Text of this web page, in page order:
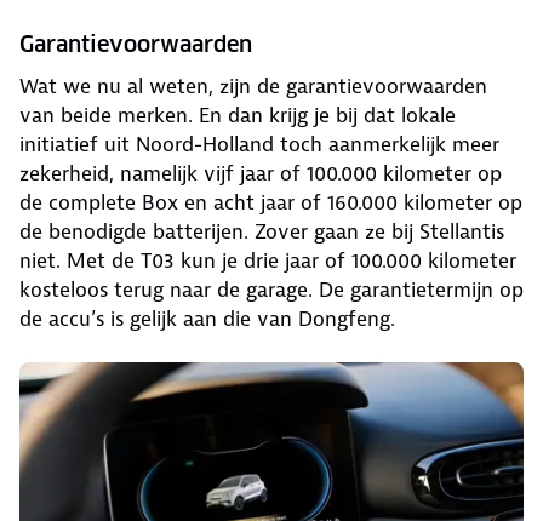
Garantievoorwaarden
Wat we nu al weten, zijn de garantievoorwaarden
van beide merken. En dan krijg je bij dat lokale
initiatief uit Noord-Holland toch aanmerkelijk meer
zekerheid, namelijk vijf jaar of 100.000 kilometer op
de complete Box en acht jaar of 160.000 kilometer op
de benodigde batterijen. Zover gaan ze bij Stellantis
niet. Met de T03 kun je drie jaar of 100.000 kilometer
kosteloos terug naar de garage. De garantietermijn op
de accu’s is gelijk aan die van Dongfeng.